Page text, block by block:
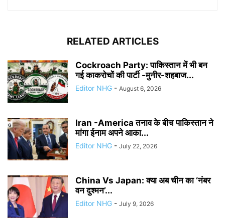
RELATED ARTICLES
Cockroach Party: पाकिस्तान में भी बन
गई काकरोचों की पार्टी -मुनीर-शहबाज...
Editor NHG - August 6, 2026
Iran -America तनाव के बीच पाकिस्तान ने
मांगा ईनाम अपने आका...
Editor NHG - July 22, 2026
China Vs Japan: क्या अब चीन का ‘नंबर
वन दुश्मन’...
Editor NHG - July 9, 2026